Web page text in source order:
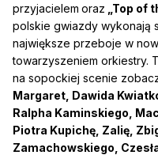
przyjacielem oraz „Top of
polskie gwiazdy wykonają
największe przeboje w
towarzyszeniem orkiestry.
na sopockiej scenie
Margaret, Dawida
Ralpha Kaminskiego,
Piotra Kupichę, Zalię,
Zamachowskiego,